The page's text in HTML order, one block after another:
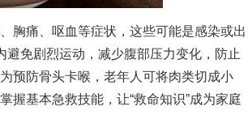
痛、呕血等症状，这些可能是感染或出
免剧烈运动，减少腹部压力变化，防止
预防骨头卡喉，老年人可将肉类切成小
握基本急救技能，让“救命知识”成为家庭